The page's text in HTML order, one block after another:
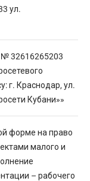
ул.
№ 32616265203
г. Краснодар, ул.
Кубани»»
форме на право
малого и
– рабочего